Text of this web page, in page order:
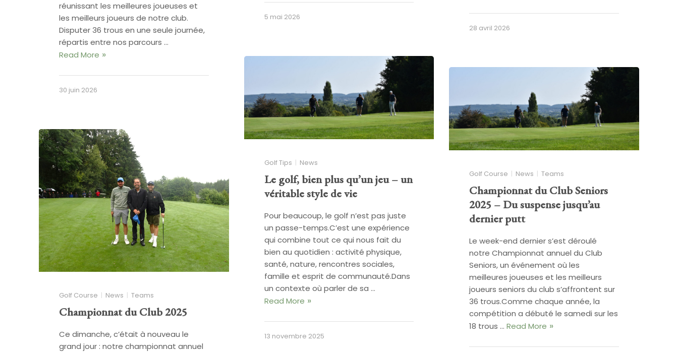
réunissant les meilleures joueuses et
les meilleurs joueurs de notre club.
Disputer 36 trous en une seule journée,
répartis entre nos parcours …
Read More
30 juin 2026
5 mai 2026
28 avril 2026
Golf Tips News
Le golf, bien plus qu’un jeu – un
véritable style de vie
Pour beaucoup, le golf n’est pas juste
un passe-temps.C’est une expérience
qui combine tout ce qui nous fait du
bien au quotidien : activité physique,
santé, nature, rencontres sociales,
famille et esprit de communauté.Dans
un contexte où parler de sa …
Read More
13 novembre 2025
Golf Course News Teams
Championnat du Club Seniors
2025 – Du suspense jusqu’au
dernier putt
Le week-end dernier s’est déroulé
notre Championnat annuel du Club
Seniors, un événement où les
meilleures joueuses et les meilleurs
joueurs seniors du club s’affrontent sur
36 trous.Comme chaque année, la
compétition a débuté le samedi sur les
18 trous …Read More
Golf Course News Teams
Championnat du Club 2025
Ce dimanche, c’était à nouveau le
grand jour : notre championnat annuel